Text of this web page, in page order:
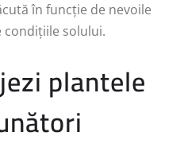
în funcție de nevoile
condițiile solului.
plantele